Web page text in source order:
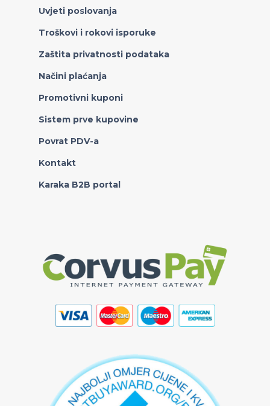
Uvjeti poslovanja
Troškovi i rokovi isporuke
Zaštita privatnosti podataka
Načini plaćanja
Promotivni kuponi
Sistem prve kupovine
Povrat PDV-a
Kontakt
Karaka B2B portal